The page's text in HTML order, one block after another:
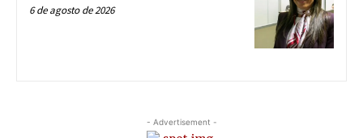
6 de agosto de 2026
- Advertisement -